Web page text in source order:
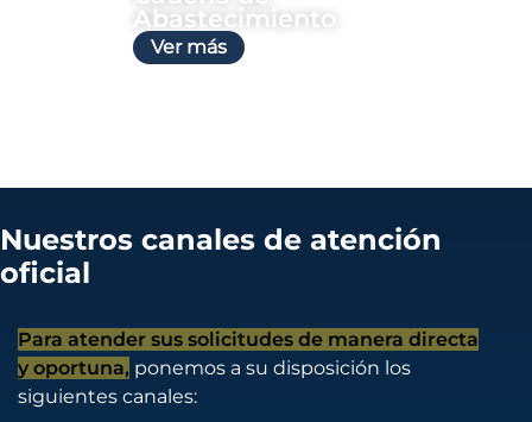
Abastecimiento
Ver más
Nuestros canales de atención
oficial
Para atender sus solicitudes de manera directa
y oportuna, ponemos a su disposición los
siguientes canales: